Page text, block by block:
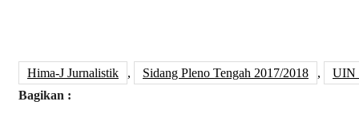
Hima-J Jurnalistik , Sidang Pleno Tengah 2017/2018 ,
UIN
Bagikan :